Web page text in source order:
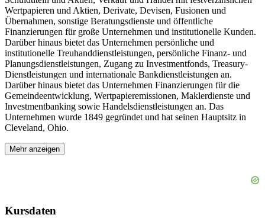
Wertpapieren und Aktien, Derivate, Devisen, Fusionen und
Übernahmen, sonstige Beratungsdienste und öffentliche
Finanzierungen für große Unternehmen und institutionelle Kunden.
Darüber hinaus bietet das Unternehmen persönliche und
institutionelle Treuhanddienstleistungen, persönliche Finanz- und
Planungsdienstleistungen, Zugang zu Investmentfonds, Treasury-
Dienstleistungen und internationale Bankdienstleistungen an.
Darüber hinaus bietet das Unternehmen Finanzierungen für die
Gemeindeentwicklung, Wertpapieremissionen, Maklerdienste und
Investmentbanking sowie Handelsdienstleistungen an. Das
Unternehmen wurde 1849 gegründet und hat seinen Hauptsitz in
Cleveland, Ohio.
Mehr anzeigen
Kursdaten